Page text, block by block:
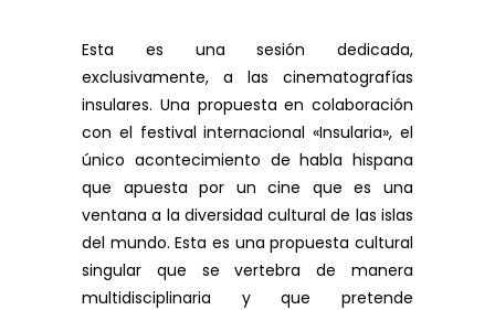
Esta es una sesión dedicada,
exclusivamente, a las cinematografías
insulares. Una propuesta en colaboración
con el festival internacional «Insularia», el
único acontecimiento de habla hispana
que apuesta por un cine que es una
ventana a la diversidad cultural de las islas
del mundo. Esta es una propuesta cultural
singular que se vertebra de manera
multidisciplinaria y que pretende